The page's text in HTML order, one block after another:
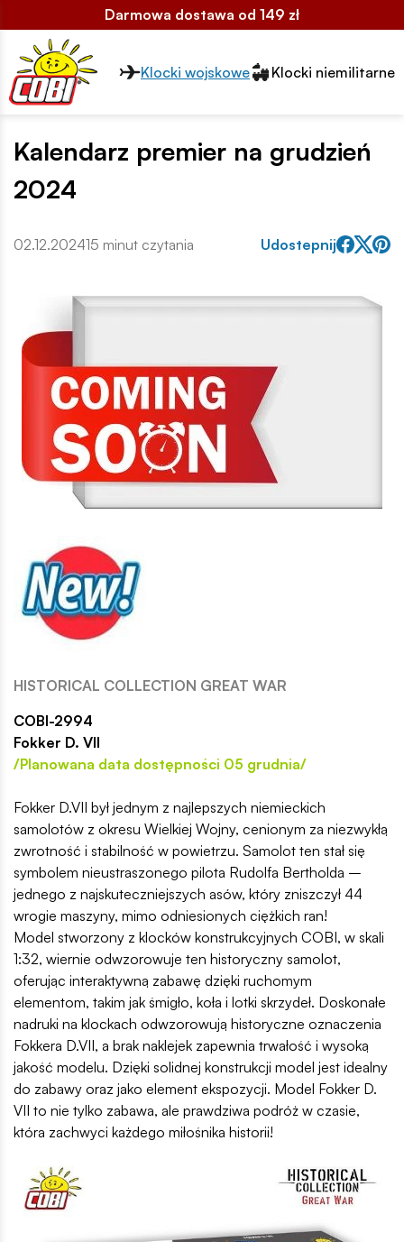
Darmowa dostawa od 149 zł
Przełącznik segmentów2
Klocki wojskowe Klocki niemilitarne
Kalendarz premier na grudzień
2024
02.12.202415 minut czytania Udostepnij
HISTORICAL COLLECTION GREAT WAR
COBI-2994
Fokker D. VII
/Planowana data dostępności 05 grudnia/
Fokker D.VII był jednym z najlepszych niemieckich
samolotów z okresu Wielkiej Wojny, cenionym za niezwykłą
zwrotność i stabilność w powietrzu. Samolot ten stał się
symbolem nieustraszonego pilota Rudolfa Bertholda –
jednego z najskuteczniejszych asów, który zniszczył 44
wrogie maszyny, mimo odniesionych ciężkich ran!
Model stworzony z klocków konstrukcyjnych COBI, w skali
1:32, wiernie odwzorowuje ten historyczny samolot,
oferując interaktywną zabawę dzięki ruchomym
elementom, takim jak śmigło, koła i lotki skrzydeł. Doskonałe
nadruki na klockach odwzorowują historyczne oznaczenia
Fokkera D.VII, a brak naklejek zapewnia trwałość i wysoką
jakość modelu. Dzięki solidnej konstrukcji model jest idealny
do zabawy oraz jako element ekspozycji. Model Fokker D.
VII to nie tylko zabawa, ale prawdziwa podróż w czasie,
która zachwyci każdego miłośnika historii!